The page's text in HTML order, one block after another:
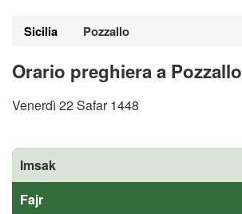
Sicilia Pozzallo
Orario preghiera a Pozzallo
Venerdì 22 Safar 1448
Imsak
Fajr